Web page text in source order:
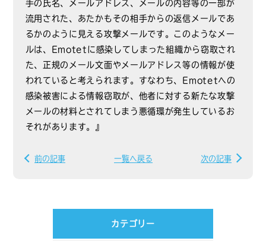
手の氏名、メールアドレス、メールの内容等の一部が
流用された、あたかもその相手からの返信メールであ
るかのように見える攻撃メールです。このようなメー
ルは、Emotetに感染してしまった組織から窃取され
た、正規のメール文面やメールアドレス等の情報が使
われていると考えられます。すなわち、Emotetへの
感染被害による情報窃取が、他者に対する新たな攻撃
メールの材料とされてしまう悪循環が発生しているお
それがあります。』
前の記事 一覧へ戻る 次の記事
カテゴリー